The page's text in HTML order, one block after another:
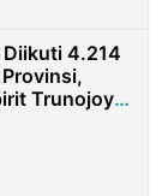
4.214
Trunojoyo